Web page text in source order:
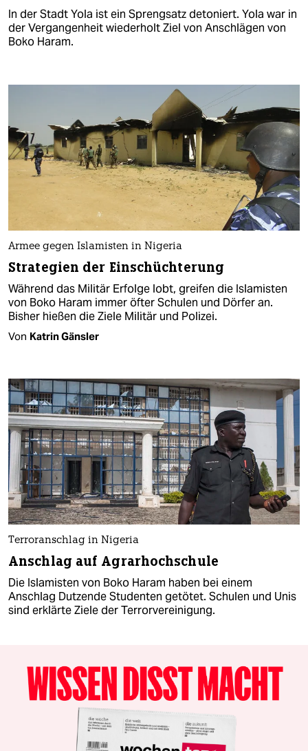
In der Stadt Yola ist ein Sprengsatz detoniert. Yola war in
der Vergangenheit wiederholt Ziel von Anschlägen von
Boko Haram.
Armee gegen Islamisten in Nigeria
Strategien der Einschüchterung
Während das Militär Erfolge lobt, greifen die Islamisten
von Boko Haram immer öfter Schulen und Dörfer an.
Bisher hießen die Ziele Militär und Polizei.
Von Katrin Gänsler
Terroranschlag in Nigeria
Anschlag auf Agrarhochschule
Die Islamisten von Boko Haram haben bei einem
Anschlag Dutzende Studenten getötet. Schulen und Unis
sind erklärte Ziele der Terrorvereinigung.